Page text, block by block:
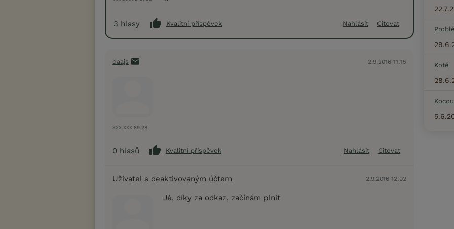
3 hlasy Kvalitní příspěvek Nahlásit Citovat
daajs 2.9.2016 11:15
XXX.XXX.89.28
0 hlasů Kvalitní příspěvek Nahlásit Citovat
Uživatel s deaktivovaným účtem 2.9.2016 12:02
Jé, díky za odkaz, začínám plnit
Kotě